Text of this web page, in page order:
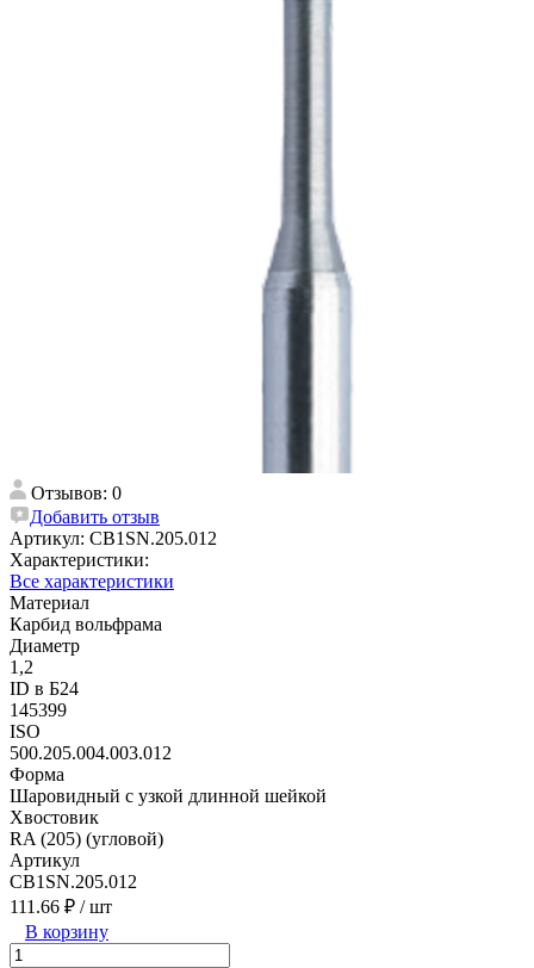
Отзывов: 0
Добавить отзыв
Артикул: CB1SN.205.012
Характеристики:
Все характеристики
Материал
Карбид вольфрама
Диаметр
1,2
ID в Б24
145399
ISO
500.205.004.003.012
Форма
Шаровидный с узкой длинной шейкой
Хвостовик
RA (205) (угловой)
Артикул
CB1SN.205.012
111.66 ₽ / шт
В корзину